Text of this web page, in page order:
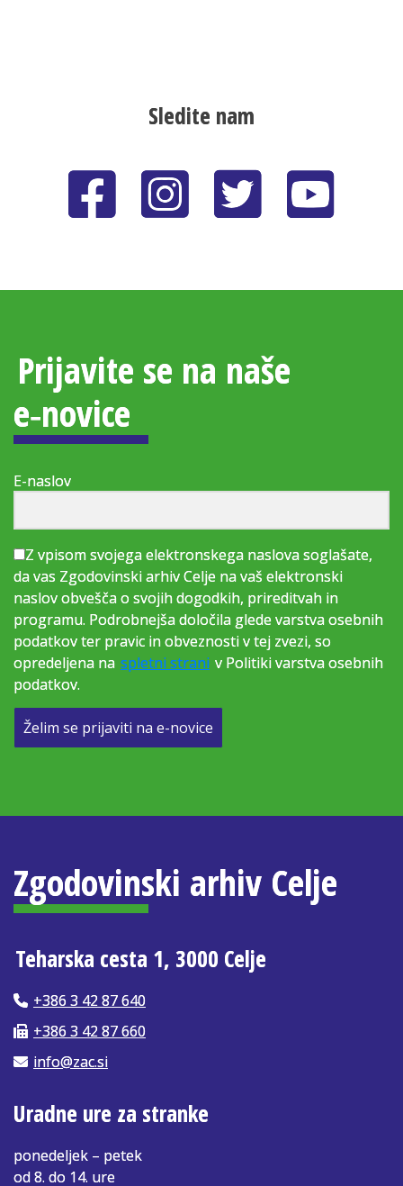
Sledite nam
Prijavite se na naše
e‑novice
E-naslov
Z vpisom svojega elektronskega naslova soglašate,
da vas Zgodovinski arhiv Celje na vaš elektronski
naslov obvešča o svojih dogodkih, prireditvah in
programu. Podrobnejša določila glede varstva osebnih
podatkov ter pravic in obveznosti v tej zvezi, so
opredeljena na spletni strani v Politiki varstva osebnih
podatkov.
Želim se prijaviti na e-novice
Zgodovinski arhiv Celje
Teharska cesta 1, 3000 Celje
+386 3 42 87 640
+386 3 42 87 660
info@zac.si
Uradne ure za stranke
ponedeljek – petek
od 8. do 14. ure